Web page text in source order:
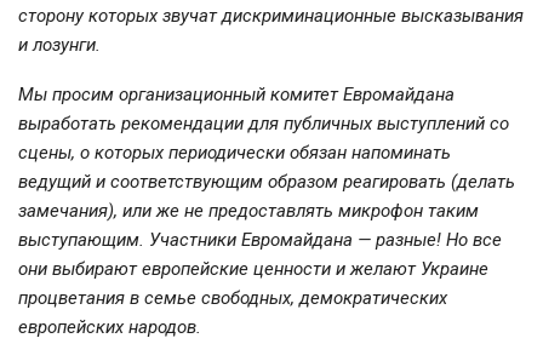
сторону которых звучат дискриминационные высказывания
и лозунги.
Мы просим организационный комитет Евромайдана
выработать рекомендации для публичных выступлений со
сцены, о которых периодически обязан напоминать
ведущий и соответствующим образом реагировать (делать
замечания), или же не предоставлять микрофон таким
выступающим. Участники Евромайдана — разные! Но все
они выбирают европейские ценности и желают Украине
процветания в семье свободных, демократических
европейских народов.